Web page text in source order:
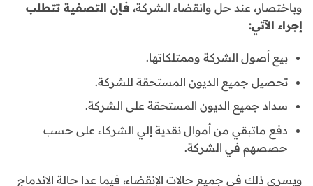
وباختصار، عند حل وانقضاء الشركة، فإن التصفية تتطلب
إجراء الآتي:
بيع أصول الشركة وممتلكاتها.
تحصيل جميع الديون المستحقة للشركة.
سداد جميع الديون المستحقة على الشركة.
دفع ماتبقي من أموال نقدية إلي الشركاء على حسب
حصصهم في الشركة.
ويسري ذلك في جميع حالات الإنقضاء، فيما عدا حالة الاندماج